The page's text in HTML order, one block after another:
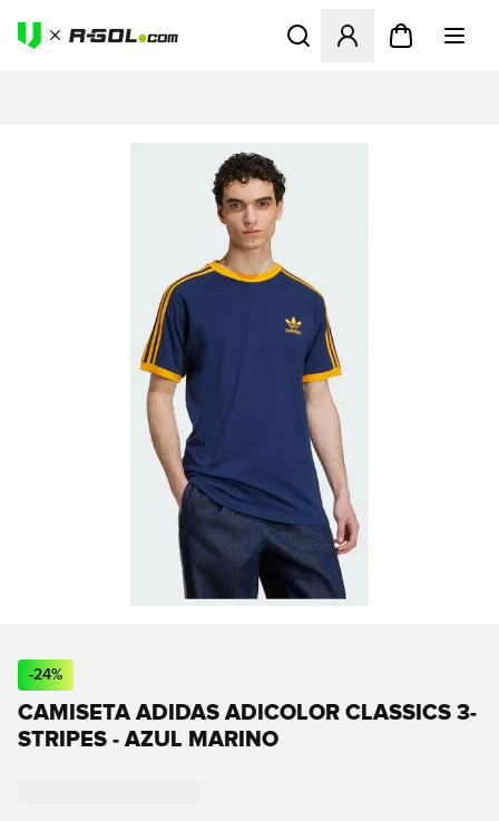
Abre un modal para iniciar
-24%
CAMISETA ADIDAS ADICOLOR CLASSICS 3-
STRIPES - AZUL MARINO